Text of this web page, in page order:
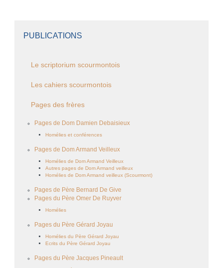
PUBLICATIONS
Le scriptorium scourmontois
Les cahiers scourmontois
Pages des frères
Pages de Dom Damien Debaisieux
Homélies et conférences
Pages de Dom Armand Veilleux
Homélies de Dom Armand Veilleux
Autres pages de Dom Armand veilleux
Homélies de Dom Armand veilleux (Scourmont)
Pages de Père Bernard De Give
Pages du Père Omer De Ruyver
Homélies
Pages du Père Gérard Joyau
Homélies du Père Gérard Joyau
Ecrits du Père Gérard Joyau
Pages du Père Jacques Pineault